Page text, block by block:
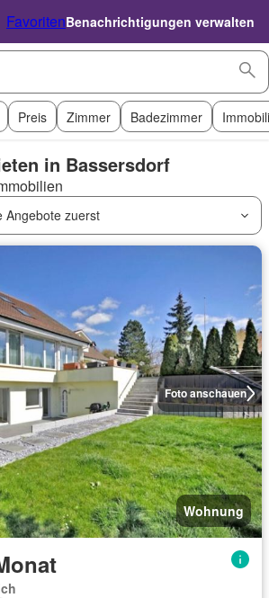
FavoritenBenachrichtigungen verwalten
Preis Zimmer Badezimmer
in Bassersdorf
Angebote zuerst
Foto anschauen
Wohnung